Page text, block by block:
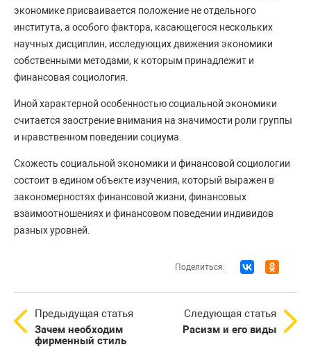
экономике присваивается положение не отдельного
института, а особого фактора, касающегося нескольких
научных дисциплин, исследующих движения экономики
собственными методами, к которым принадлежит и
финансовая социология.
Иной характерной особенностью социальной экономики
считается заострение внимания на значимости роли группы
и нравственном поведении социума.
Схожесть социальной экономики и финансовой социологии
состоит в едином объекте изучения, который выражен в
закономерностях финансовой жизни, финансовых
взаимоотношениях и финансовом поведении индивидов
разных уровней.
Поделиться:
Предыдущая статья
Зачем необходим
фирменный стиль
Следующая статья
Расизм и его виды